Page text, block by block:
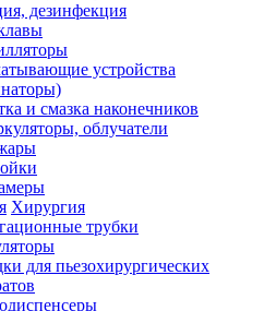
дезинфекция
устройства
и смазка наконечников
облучатели
Хирургия
трубки
для пьезохирургических